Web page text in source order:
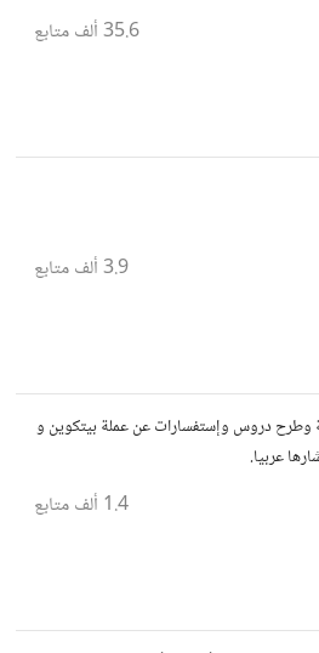
35.6 ألف متابع
3.9 ألف متابع
وطرح دروس وإستفسارات عن عملة بيتكوين و
1.4 ألف متابع